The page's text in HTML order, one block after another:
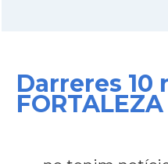
CAMON
Darreres
FORTALEZA